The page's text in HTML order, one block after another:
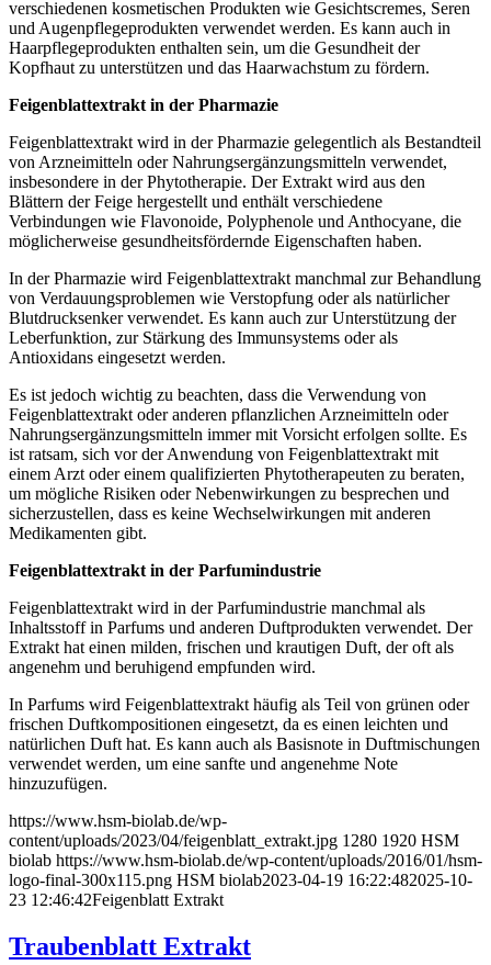
verschiedenen kosmetischen Produkten wie Gesichtscremes, Seren
und Augenpflegeprodukten verwendet werden. Es kann auch in
Haarpflegeprodukten enthalten sein, um die Gesundheit der
Kopfhaut zu unterstützen und das Haarwachstum zu fördern.
Feigenblattextrakt in der Pharmazie
Feigenblattextrakt wird in der Pharmazie gelegentlich als Bestandteil
von Arzneimitteln oder Nahrungsergänzungsmitteln verwendet,
insbesondere in der Phytotherapie. Der Extrakt wird aus den
Blättern der Feige hergestellt und enthält verschiedene
Verbindungen wie Flavonoide, Polyphenole und Anthocyane, die
möglicherweise gesundheitsfördernde Eigenschaften haben.
In der Pharmazie wird Feigenblattextrakt manchmal zur Behandlung
von Verdauungsproblemen wie Verstopfung oder als natürlicher
Blutdrucksenker verwendet. Es kann auch zur Unterstützung der
Leberfunktion, zur Stärkung des Immunsystems oder als
Antioxidans eingesetzt werden.
Es ist jedoch wichtig zu beachten, dass die Verwendung von
Feigenblattextrakt oder anderen pflanzlichen Arzneimitteln oder
Nahrungsergänzungsmitteln immer mit Vorsicht erfolgen sollte. Es
ist ratsam, sich vor der Anwendung von Feigenblattextrakt mit
einem Arzt oder einem qualifizierten Phytotherapeuten zu beraten,
um mögliche Risiken oder Nebenwirkungen zu besprechen und
sicherzustellen, dass es keine Wechselwirkungen mit anderen
Medikamenten gibt.
Feigenblattextrakt in der Parfumindustrie
Feigenblattextrakt wird in der Parfumindustrie manchmal als
Inhaltsstoff in Parfums und anderen Duftprodukten verwendet. Der
Extrakt hat einen milden, frischen und krautigen Duft, der oft als
angenehm und beruhigend empfunden wird.
In Parfums wird Feigenblattextrakt häufig als Teil von grünen oder
frischen Duftkompositionen eingesetzt, da es einen leichten und
natürlichen Duft hat. Es kann auch als Basisnote in Duftmischungen
verwendet werden, um eine sanfte und angenehme Note
hinzuzufügen.
https://www.hsm-biolab.de/wp-
content/uploads/2023/04/feigenblatt_extrakt.jpg 1280 1920 HSM
biolab https://www.hsm-biolab.de/wp-content/uploads/2016/01/hsm-
logo-final-300x115.png HSM biolab2023-04-19 16:22:482025-10-
23 12:46:42Feigenblatt Extrakt
Traubenblatt Extrakt